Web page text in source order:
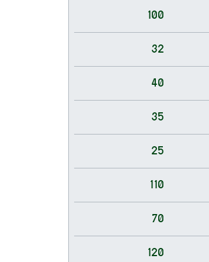
100
32
40
35
25
110
70
120